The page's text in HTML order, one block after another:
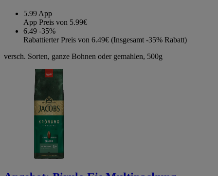
5.99 App
App Preis von 5.99€
6.49 -35%
Rabattierter Preis von 6.49€ (Insgesamt -35% Rabatt)
versch. Sorten, ganze Bohnen oder gemahlen, 500g